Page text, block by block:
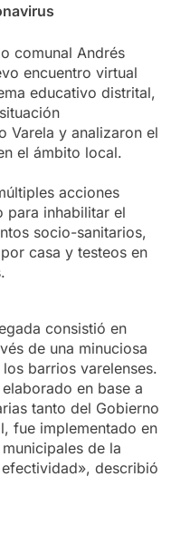
comunal Andrés
encuentro virtual
educativo distrital,
Varela y analizaron el
el ámbito local.
acciones
para inhabilitar el
socio-sanitarios,
casa y testeos en
consistió en
de una minuciosa
barrios varelenses.
en base a
tanto del Gobierno
fue implementado en
de la
describió